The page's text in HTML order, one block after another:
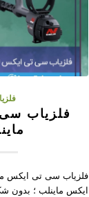
فلزیاب
فلزیاب سی تی ایکس
ایکس ماینلب ؛ بدون